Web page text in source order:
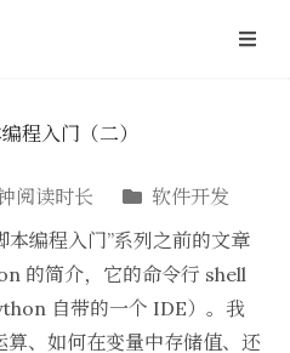
程入门（二）
阅读时长
软件开发
本编程入门”系列之前的文章
的简介，它的命令行 shell
自带的一个 IDE）。我
、如何在变量中存储值、还